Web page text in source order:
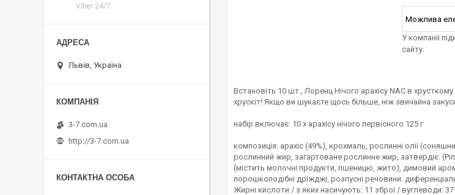
У компанії
сайту.
Встановіть 10 шт., Лоренц Нічого арахісу NAC в
хрускіт! Якщо ви шукаєте щось більше, ніж звичайна
набір включає: 10 x арахісу нічого первісного 125 г
композиція: арахіс (49%), крохмаль, рослинні олії
рослинний жир, загартоване рослинне жир, затвердіє.
(містить молочні продукти, пшеницю, жито), димовий
порошкоподібні дріжджі, розпусні речовини:
Жирні кислоти / з яких насичують: 11 зброї / вуглеводи:
Viber 24/7
Львів, Україна
3-7.com.ua
http://3-7.com.ua